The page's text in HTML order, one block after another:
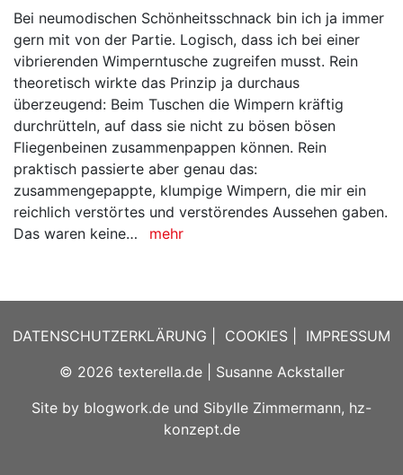
Bei neumodischen Schönheitsschnack bin ich ja immer
gern mit von der Partie. Logisch, dass ich bei einer
vibrierenden Wimperntusche zugreifen musst. Rein
theoretisch wirkte das Prinzip ja durchaus
überzeugend: Beim Tuschen die Wimpern kräftig
durchrütteln, auf dass sie nicht zu bösen bösen
Fliegenbeinen zusammenpappen können. Rein
praktisch passierte aber genau das:
zusammengepappte, klumpige Wimpern, die mir ein
reichlich verstörtes und verstörendes Aussehen gaben.
Das waren keine…
mehr
DATENSCHUTZERKLÄRUNG COOKIES
IMPRESSUM
© 2026 texterella.de| Susanne Ackstaller
Site by blogwork.de und Sibylle Zimmermann, hz-
konzept.de